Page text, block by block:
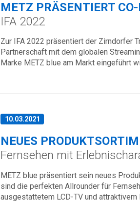
METZ PRÄSENTIERT
IFA 2022
Zur IFA 2022 präsentiert der Zirndorfer
Partnerschaft mit dem globalen
Marke METZ blue am Markt eingeführt
10.03.2021
NEUES
Fernsehen mit
METZ blue präsentiert sein neues
sind die perfekten Allrounder für
ausgestattetem LCD-TV und